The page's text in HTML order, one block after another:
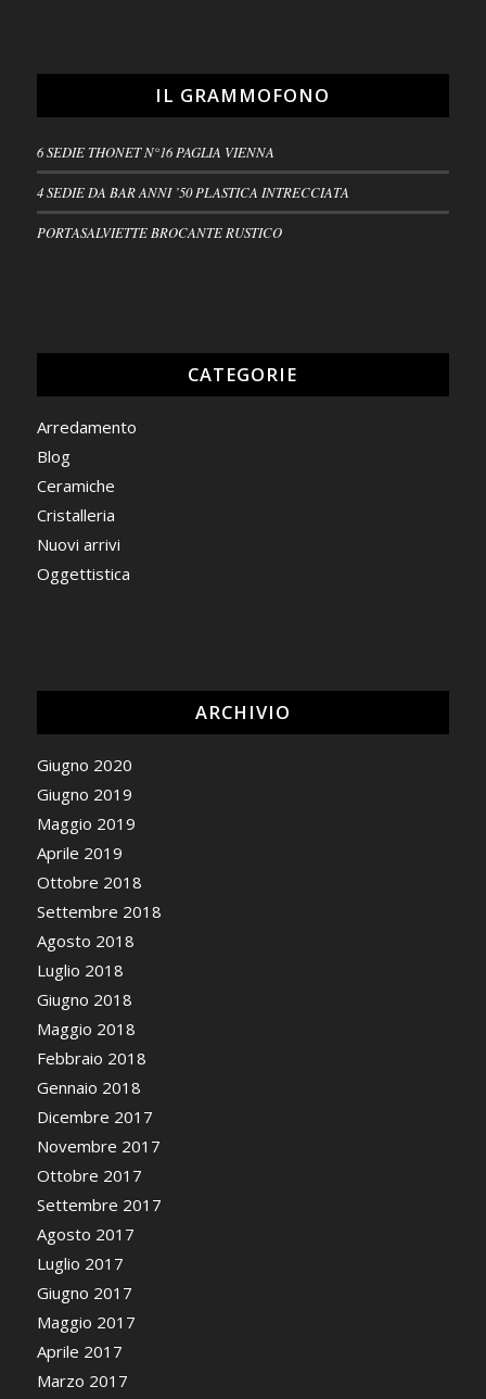
IL GRAMMOFONO
6 SEDIE THONET N°16 PAGLIA VIENNA
4 SEDIE DA BAR ANNI ’50 PLASTICA INTRECCIATA
PORTASALVIETTE BROCANTE RUSTICO
CATEGORIE
Arredamento
Blog
Ceramiche
Cristalleria
Nuovi arrivi
Oggettistica
ARCHIVIO
Giugno 2020
Giugno 2019
Maggio 2019
Aprile 2019
Ottobre 2018
Settembre 2018
Agosto 2018
Luglio 2018
Giugno 2018
Maggio 2018
Febbraio 2018
Gennaio 2018
Dicembre 2017
Novembre 2017
Ottobre 2017
Settembre 2017
Agosto 2017
Luglio 2017
Giugno 2017
Maggio 2017
Aprile 2017
Marzo 2017